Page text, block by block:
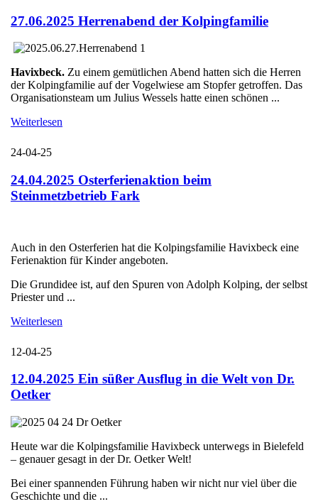
27.06.2025 Herrenabend der Kolpingfamilie
Havixbeck. Zu einem gemütlichen Abend hatten sich die Herren
der Kolpingfamilie auf der Vogelwiese am Stopfer getroffen. Das
Organisationsteam um Julius Wessels hatte einen schönen ...
Weiterlesen
24-04-25
24.04.2025 Osterferienaktion beim
Steinmetzbetrieb Fark
Auch in den Osterferien hat die Kolpingsfamilie Havixbeck eine
Ferienaktion für Kinder angeboten.
Die Grundidee ist, auf den Spuren von Adolph Kolping, der selbst
Priester und ...
Weiterlesen
12-04-25
12.04.2025 Ein süßer Ausflug in die Welt von Dr.
Oetker
Heute war die Kolpingsfamilie Havixbeck unterwegs in Bielefeld
– genauer gesagt in der Dr. Oetker Welt!
Bei einer spannenden Führung haben wir nicht nur viel über die
Geschichte und die ...